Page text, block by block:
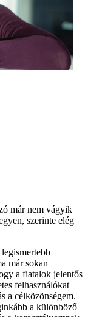
már nem vágyik
szerinte elég
már sokan
a fiatalok jelentős
felhasználókat
a célközönségem.
a különböző